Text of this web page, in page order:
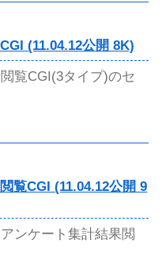
(11.04.12公開 8K)
覧CGI(3タイプ)のセ
覧CGI (11.04.12公開 9
ンケート集計結果閲